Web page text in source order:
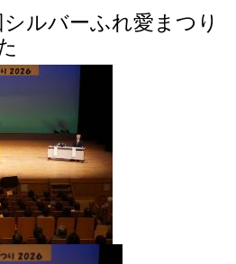
ルバーふれ愛まつり